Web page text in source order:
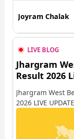
Joyram Chalak
LIVE BLOG
Jhargram
Result 2026
Jhargram West
2026 LIVE
अगले कुछ ही देर में शुरू
पीछे से लेकर किस तरफ
एक हलचल की अपडेट वो